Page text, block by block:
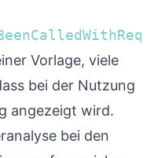
Vorlage, viele
bei der Nutzung
angezeigt wird.
bei den